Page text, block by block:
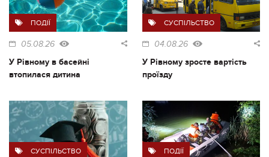
ПОДІЇ
05.08.26
У Рівному в басейні
втопилася дитина
СУСПІЛЬСТВО
04.08.26
У Рівному зросте вартість
проїзду
СУСПІЛЬСТВО ПОДІЇ